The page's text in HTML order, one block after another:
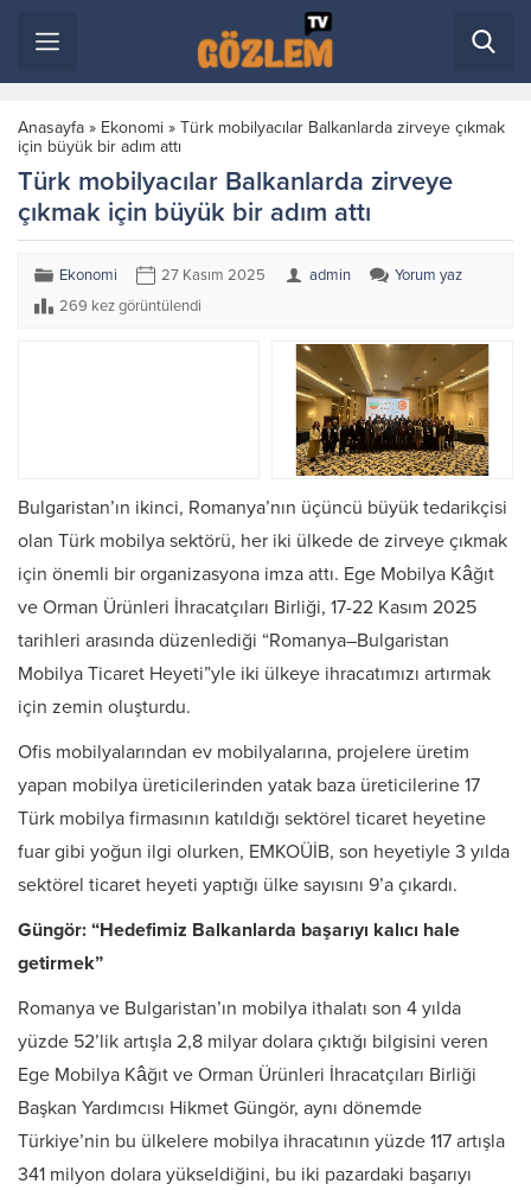
Anasayfa » Ekonomi » Türk mobilyacılar Balkanlarda zirveye çıkmak
için büyük bir adım attı
Türk mobilyacılar Balkanlarda zirveye
çıkmak için büyük bir adım attı
Ekonomi 27 Kasım 2025 admin
Yorum yaz
269 kez görüntülendi
Bulgaristan’ın ikinci, Romanya’nın üçüncü büyük tedarikçisi
olan Türk mobilya sektörü, her iki ülkede de zirveye çıkmak
için önemli bir organizasyona imza attı. Ege Mobilya Kâğıt
ve Orman Ürünleri İhracatçıları Birliği, 17-22 Kasım 2025
tarihleri arasında düzenlediği “Romanya–Bulgaristan
Mobilya Ticaret Heyeti”yle iki ülkeye ihracatımızı artırmak
için zemin oluşturdu.
Ofis mobilyalarından ev mobilyalarına, projelere üretim
yapan mobilya üreticilerinden yatak baza üreticilerine 17
Türk mobilya firmasının katıldığı sektörel ticaret heyetine
fuar gibi yoğun ilgi olurken, EMKOÜİB, son heyetiyle 3 yılda
sektörel ticaret heyeti yaptığı ülke sayısını 9’a çıkardı.
Güngör: “Hedefimiz Balkanlarda başarıyı kalıcı hale
getirmek”
Romanya ve Bulgaristan’ın mobilya ithalatı son 4 yılda
yüzde 52’lik artışla 2,8 milyar dolara çıktığı bilgisini veren
Ege Mobilya Kâğıt ve Orman Ürünleri İhracatçıları Birliği
Başkan Yardımcısı Hikmet Güngör, aynı dönemde
Türkiye’nin bu ülkelere mobilya ihracatının yüzde 117 artışla
341 milyon dolara yükseldiğini, bu iki pazardaki başarıyı